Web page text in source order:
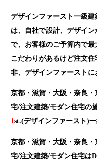
デザインファースト一級
は、自社で設計、デザイ
で、お客様のご予算内で
こだわりがあるけど注文
非、デザインファーストに
京都・滋賀・大阪・奈良
宅/注文建築/モダン住宅の
1st.(デザインファースト)
京都・滋賀・大阪・奈良
宅/注文建築/モダン住宅は